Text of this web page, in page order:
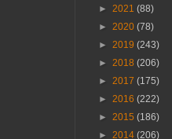
► 2021 (88)
► 2020 (78)
► 2019 (243)
► 2018 (206)
► 2017 (175)
► 2016 (222)
► 2015 (186)
► 2014 (206)